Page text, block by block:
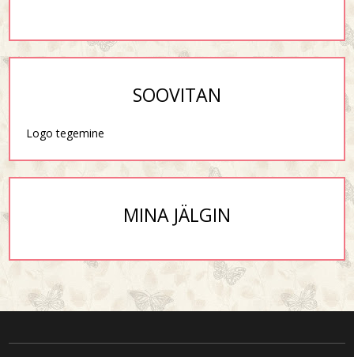
SOOVITAN
Logo tegemine
MINA JÄLGIN